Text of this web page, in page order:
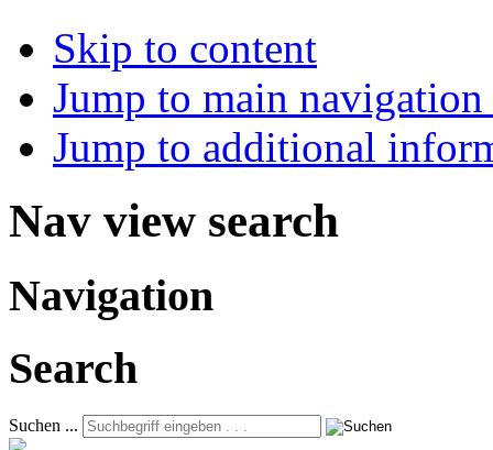
Skip to content
Jump to main
Jump to additional
Nav view search
Navigation
Search
Suchen ...